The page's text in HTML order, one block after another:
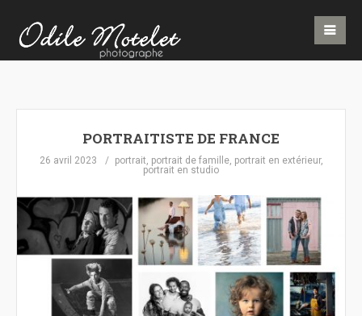
PORTRAITISTE DE FRANCE
26 avril 2023 portrait, portrait de famille, portrait en extérieur,
portrait en studio